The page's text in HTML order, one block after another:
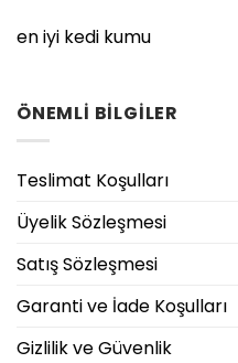
en iyi kedi kumu
ÖNEMLİ BİLGİLER
Teslimat Koşulları
Üyelik Sözleşmesi
Satış Sözleşmesi
Garanti ve İade Koşulları
Gizlilik ve Güvenlik